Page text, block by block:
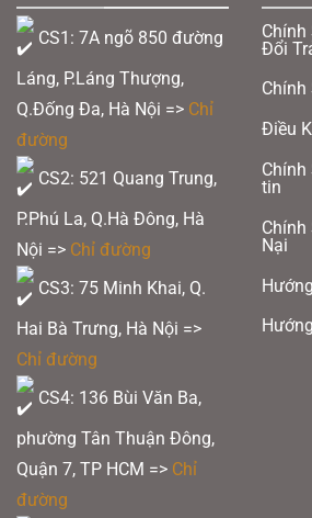
CS1: 7A ngõ 850 đường
Láng, P.Láng Thượng,
Q.Đống Đa, Hà Nội => Chỉ
đường
CS2: 521 Quang Trung,
P.Phú La, Q.Hà Đông, Hà
Nội => Chỉ đường
CS3: 75 Minh Khai, Q.
Hai Bà Trưng, Hà Nội =>
Chỉ đường
CS4: 136 Bùi Văn Ba,
phường Tân Thuận Đông,
Quận 7, TP HCM => Chỉ
đường
Chính
Đổi
Chính
Điều
Chính
tin
Chính
Nại